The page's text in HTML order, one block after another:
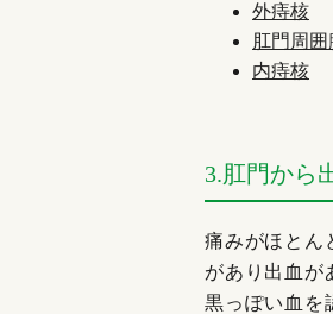
外痔核
肛門周囲
内痔核
3.肛門から
痛みがほとん
があり出血が
黒っぽい血を